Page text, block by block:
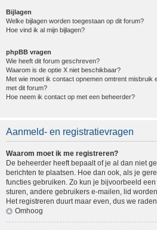
Bijlagen
Welke bijlagen worden toegestaan op dit forum?
Hoe vind ik al mijn bijlagen?
phpBB vragen
Wie heeft dit forum geschreven?
Waarom is de optie X niet beschikbaar?
Met wie moet ik contact opnemen omtrent misbruik
met dit forum?
Hoe neem ik contact op met een beheerder?
Aanmeld- en registratievragen
Waarom moet ik me registreren?
De beheerder heeft bepaalt of je al dan niet
berichten te plaatsen. Hoe dan ook, als je
functies gebruiken. Zo kun je bijvoorbeeld
sturen, andere gebruikers e-mailen, lid
Het registreren duurt maar even, dus we
Omhoog